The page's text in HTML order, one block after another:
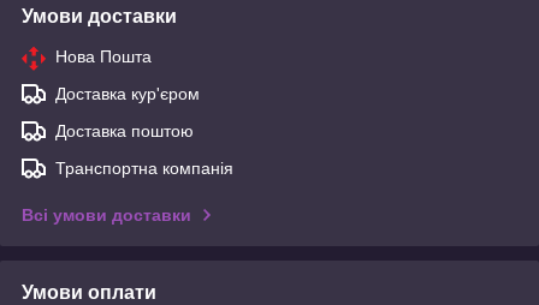
Умови доставки
Нова Пошта
Доставка кур'єром
Доставка поштою
Транспортна компанія
Всі умови доставки
Умови оплати